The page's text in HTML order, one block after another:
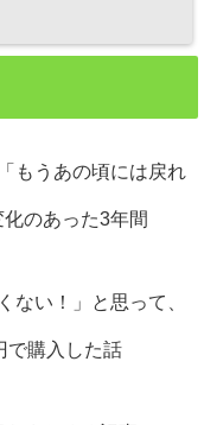
もうあの頃には戻れ
のあった3年間
ない！」と思って、
で購入した話